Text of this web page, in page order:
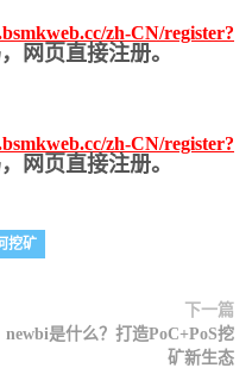
zh-CN/register?
网页直接注册。
zh-CN/register?
网页直接注册。
挖矿
下一篇
newbi是什么？打造PoC+PoS挖
矿新生态